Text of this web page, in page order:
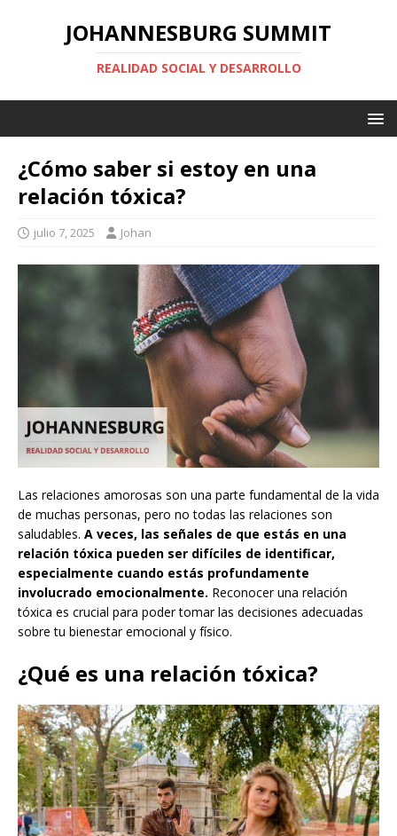
JOHANNESBURG SUMMIT
REALIDAD SOCIAL Y DESARROLLO
¿Cómo saber si estoy en una
relación tóxica?
julio 7, 2025 Johan
Las relaciones amorosas son una parte fundamental de la vida
de muchas personas, pero no todas las relaciones son
saludables. A veces, las señales de que estás en una
relación tóxica pueden ser difíciles de identificar,
especialmente cuando estás profundamente
involucrado emocionalmente. Reconocer una relación
tóxica es crucial para poder tomar las decisiones adecuadas
sobre tu bienestar emocional y físico.
¿Qué es una relación tóxica?